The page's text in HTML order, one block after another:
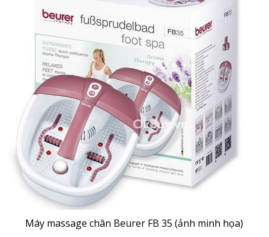
Máy massage chân Beurer FB 35 (ảnh minh họa)